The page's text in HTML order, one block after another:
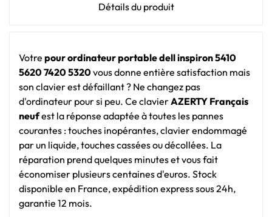
Détails du produit
Votre pour ordinateur portable dell inspiron 5410
5620 7420 5320vous donne entière satisfaction mais
son clavier est défaillant ? Ne changez pas
d'ordinateur pour si peu. Ce clavierAZERTY Français
neufest la réponse adaptée à toutes les pannes
courantes : touches inopérantes, clavier endommagé
par un liquide, touches cassées ou décollées. La
réparation prend quelques minutes et vous fait
économiser plusieurs centaines d'euros. Stock
disponible en France, expédition express sous 24h,
garantie 12 mois.